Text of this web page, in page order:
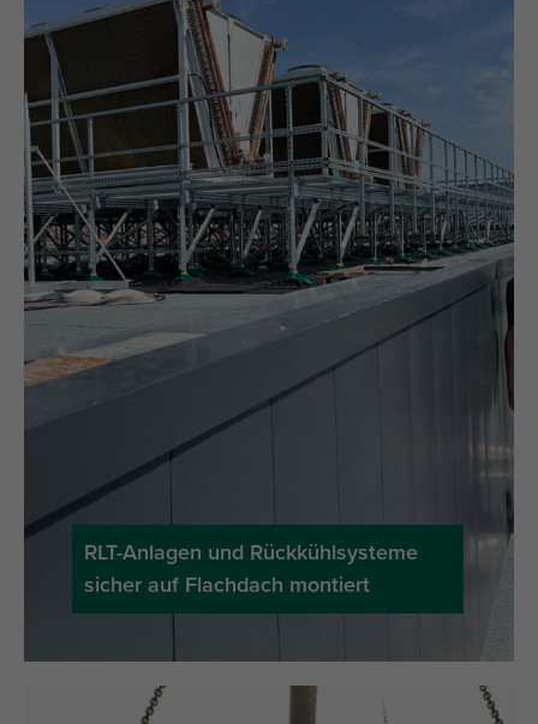
RLT-Anlagen und Rückkühlsysteme
sicher auf Flachdach montiert